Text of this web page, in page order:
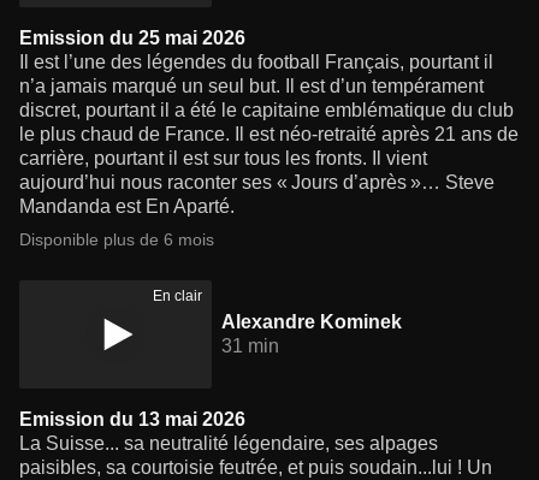
Emission du 25 mai 2026
Il est l’une des légendes du football Français, pourtant il
n’a jamais marqué un seul but. Il est d’un tempérament
discret, pourtant il a été le capitaine emblématique du club
le plus chaud de France. Il est néo-retraité après 21 ans de
carrière, pourtant il est sur tous les fronts. Il vient
aujourd’hui nous raconter ses « Jours d’après »… Steve
Mandanda est En Aparté.
Disponible plus de 6 mois
En clair
Alexandre Kominek
31 min
Emission du 13 mai 2026
La Suisse... sa neutralité légendaire, ses alpages
paisibles, sa courtoisie feutrée, et puis soudain...lui ! Un